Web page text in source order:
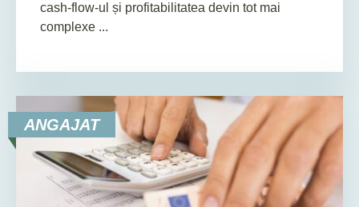
cash-flow-ul și profitabilitatea devin tot mai
complexe ...
ANGAJAT